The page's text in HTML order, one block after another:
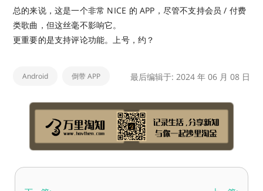
总的来说，这是一个非常 NICE 的 APP，尽管不支持会员 / 付费
类歌曲，但这丝毫不影响它。
更重要的是支持评论功能。上号，约？
Android 倒带 APP 最后编辑于: 2024 年 06 月 08 日